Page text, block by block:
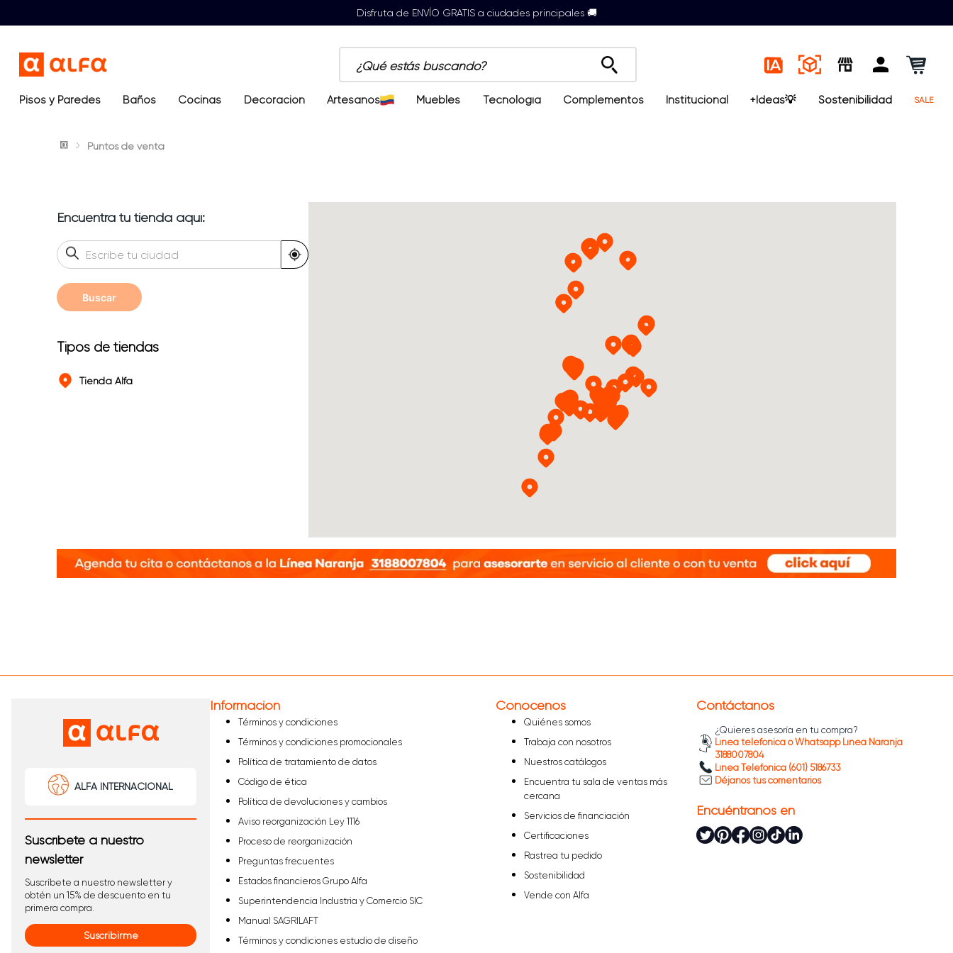
Disfruta de ENVÍO GRATIS a ciudades principales 🚚
¿Qué estás buscando?
Pisos y Paredes Baños Cocinas Decoración Artesanos Muebles Tecnología Complementos Institucional +Ideas💡 Sostenibilidad SALE
Puntos de venta
Encuentra tu tienda aquí:
Buscar
Tipos de tiendas
Tienda Alfa
ALFA INTERNACIONAL
Suscríbete a nuestro
newsletter
Suscríbete a nuestro newsletter y
obtén un 15% de descuento en tu
primera compra.
Suscribirme
Información
Términos y condiciones
Términos y condiciones promocionales
Política de tratamiento de datos
Código de ética
Política de devoluciones y cambios
Aviso reorganización Ley 1116
Proceso de reorganización
Preguntas frecuentes
Estados financieros Grupo Alfa
Superintendencia Industria y Comercio SIC
Manual SAGRILAFT
Términos y condiciones estudio de diseño
Conócenos
Quiénes somos
Trabaja con nosotros
Nuestros catálogos
Encuentra tu sala de ventas más
cercana
Servicios de financiación
Certificaciones
Rastrea tu pedido
Sostenibilidad
Vende con Alfa
Contáctanos
¿Quieres asesoría en tu compra?
Línea telefónica o Whatsapp Línea Naranja
3188007804
Línea Telefónica (601) 5186733
Déjanos tus comentarios
Encuéntranos en
Términos más buscados
5. closet